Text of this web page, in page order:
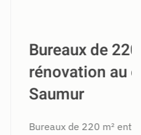
en cours de
ville de
rénovés, disponibles à la